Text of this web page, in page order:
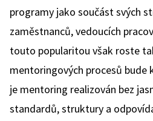
programy jako součást svých
zaměstnanců, vedoucích
touto popularitou však roste
mentoringových procesů bude
je mentoring realizován bez
standardů, struktury a